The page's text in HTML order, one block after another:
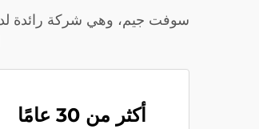
أكثر من 30 عامًا